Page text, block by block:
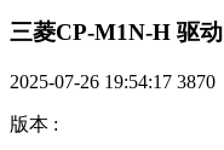
三菱CP-M1N-H 驱动
2025-07-26 19:54:17 3870
版本 :